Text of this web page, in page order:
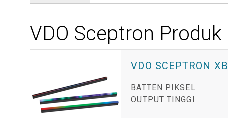
VDO Sceptron Produk
VDO SCEPTRON XB
BATTEN PIKSEL
OUTPUT TINGGI